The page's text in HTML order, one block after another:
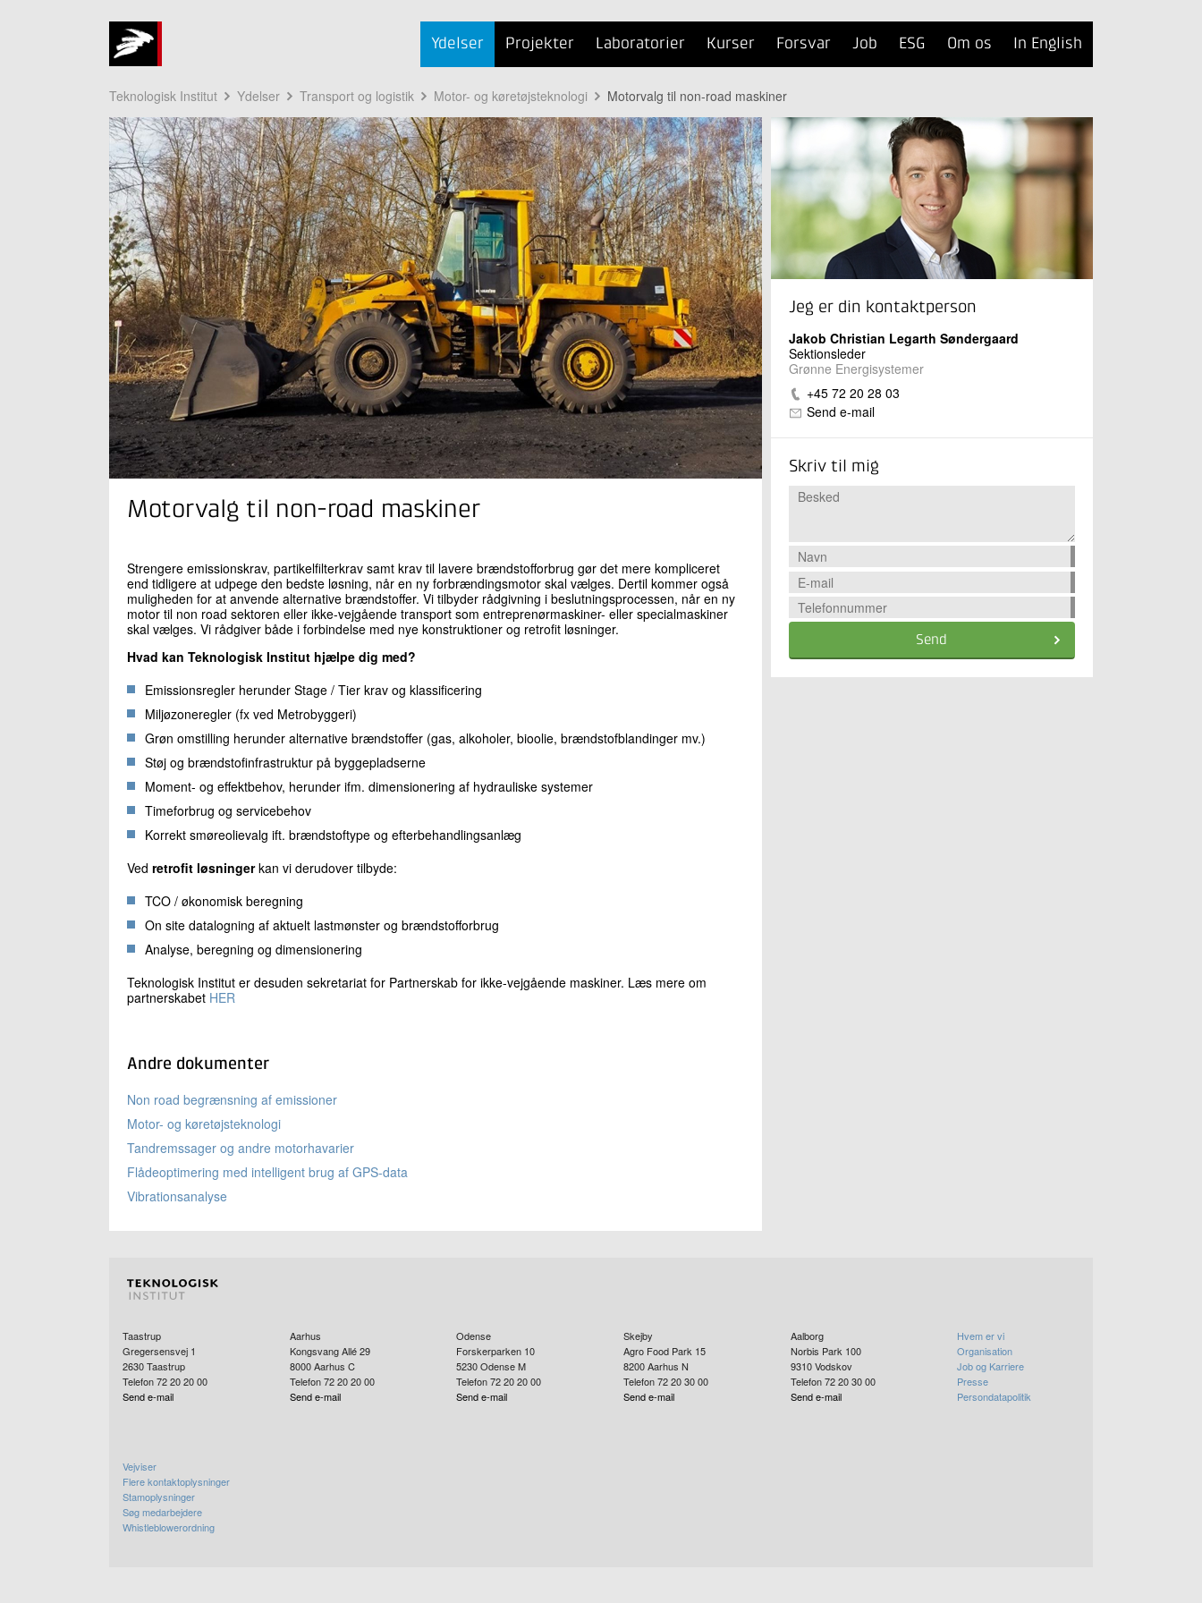
Ydelser Projekter Laboratorier Kurser Forsvar Job ESG Om os In English
Teknologisk Institut Ydelser Transport og logistik Motor- og køretøjsteknologi Motorvalg til non-road maskiner
Motorvalg til non-road maskiner
Strengere emissionskrav, partikelfilterkrav samt krav til lavere brændstofforbrug gør det mere kompliceret
end tidligere at udpege den bedste løsning, når en ny forbrændingsmotor skal vælges. Dertil kommer også
muligheden for at anvende alternative brændstoffer. Vi tilbyder rådgivning i beslutningsprocessen, når en ny
motor til non road sektoren eller ikke-vejgående transport som entreprenørmaskiner- eller specialmaskiner
skal vælges. Vi rådgiver både i forbindelse med nye konstruktioner og retrofit løsninger.
Hvad kan Teknologisk Institut hjælpe dig med?
Emissionsregler herunder Stage / Tier krav og klassificering
Miljøzoneregler (fx ved Metrobyggeri)
Grøn omstilling herunder alternative brændstoffer (gas, alkoholer, bioolie, brændstofblandinger mv.)
Støj og brændstofinfrastruktur på byggepladserne
Moment- og effektbehov, herunder ifm. dimensionering af hydrauliske systemer
Timeforbrug og servicebehov
Korrekt smøreolievalg ift. brændstoftype og efterbehandlingsanlæg
Ved retrofit løsningerkan vi derudover tilbyde:
TCO / økonomisk beregning
On site datalogning af aktuelt lastmønster og brændstofforbrug
Analyse, beregning og dimensionering
Teknologisk Institut er desuden sekretariat for Partnerskab for ikke-vejgående maskiner. Læs mere om
partnerskabet HER
Andre dokumenter
Non road begrænsning af emissioner
Motor- og køretøjsteknologi
Tandremssager og andre motorhavarier
Flådeoptimering med intelligent brug af GPS-data
Vibrationsanalyse
Jeg er din kontaktperson
Jakob Christian Legarth Søndergaard
Sektionsleder
Grønne Energisystemer
+45 72 20 28 03
Send e-mail
Skriv til mig
Send
Taastrup
Gregersensvej 1
2630Taastrup
Telefon 72 20 20 00
Send e-mail
Aarhus
Kongsvang Allé 29
8000 Aarhus C
Telefon 72 20 20 00
Send e-mail
Odense
Forskerparken 10
5230 Odense M
Telefon 72 20 20 00
Send e-mail
Skejby
Agro Food Park 15
8200Aarhus N
Telefon 72 20 30 00
Send e-mail
Aalborg
Norbis Park 100
9310 Vodskov
Telefon 72 20 30 00
Send e-mail
Hvem er vi
Organisation
Job og Karriere
Presse
Persondatapolitik
Vejviser
Flere kontaktoplysninger
Stamoplysninger
Søg medarbejdere
Whistleblowerordning